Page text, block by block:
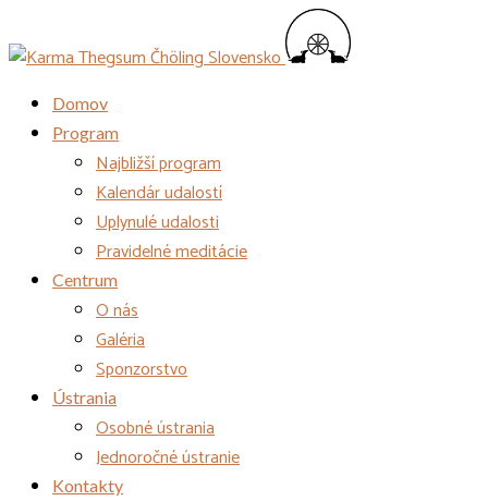
Domov
Program
Najbližší program
Kalendár udalostí
Uplynulé udalosti
Pravidelné meditácie
Centrum
O nás
Galéria
Sponzorstvo
Ústrania
Osobné ústrania
Jednoročné ústranie
Kontakty